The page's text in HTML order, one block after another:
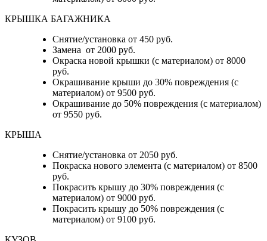
КРЫШКА БАГАЖНИКА
Снятие/установка от 450 руб.
Замена от 2000 руб.
Окраска новой крышки (с материалом) от 8000
руб.
Окрашивание крыши до 30% повреждения (с
материалом) от 9500 руб.
Окрашивание до 50% повреждения (с материалом)
от 9550 руб.
КРЫША
Снятие/установка от 2050 руб.
Покраска нового элемента (с материалом) от 8500
руб.
Покрасить крышу до 30% повреждения (с
материалом) от 9000 руб.
Покрасить крышу до 50% повреждения (с
материалом) от 9100 руб.